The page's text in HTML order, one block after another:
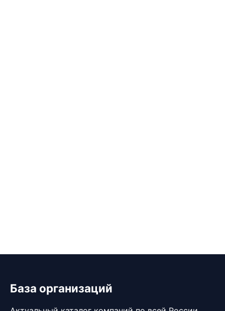
База организаций